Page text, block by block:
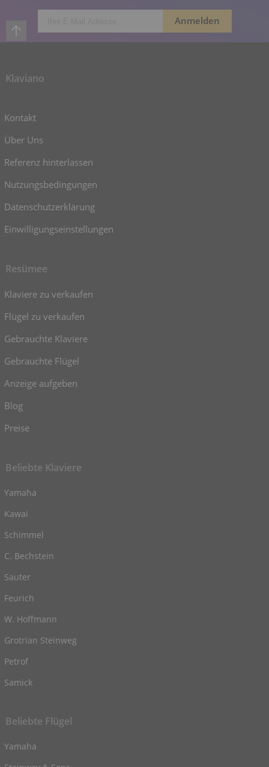
Klaviano
Kontakt
Über Uns
Referenz hinterlassen
Nutzungsbedingungen
Datenschutzerklärung
Einwilligungseinstellungen
Resümee
Klaviere zu verkaufen
Flügel zu verkaufen
Gebrauchte Klaviere
Gebrauchte Flügel
Anzeige aufgeben
Blog
Preise
Beliebte Klaviere
Yamaha
Kawai
Schimmel
C. Bechstein
Sauter
Feurich
W. Hoffmann
Grotrian Steinweg
Petrof
Samick
Beliebte Flügel
Yamaha